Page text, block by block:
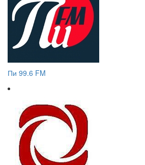
Пи 99.6 FM